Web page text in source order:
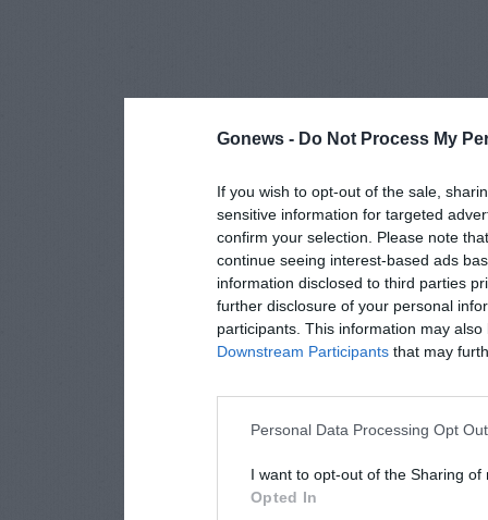
Gonews - Do Not Process My
If you wish to opt-out of the sale,
sensitive information for targeted
confirm your selection. Please note
continue seeing interest-based ads
information disclosed to third parties
further disclosure of your personal
participants. This information may
Downstream Participants that may
Personal Data Processing Opt
I want to opt-out of the Sharing of
Opted In